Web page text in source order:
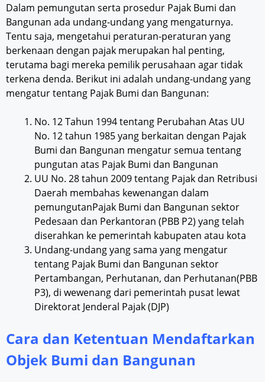
Dalam pemungutan serta prosedur Pajak Bumi dan
Bangunan ada undang-undang yang mengaturnya.
Tentu saja, mengetahui peraturan-peraturan yang
berkenaan dengan pajak merupakan hal penting,
terutama bagi mereka pemilik perusahaan agar tidak
terkena denda. Berikut ini adalah undang-undang yang
mengatur tentang Pajak Bumi dan Bangunan:
No. 12 Tahun 1994 tentang Perubahan Atas UU
No. 12 tahun 1985 yang berkaitan dengan Pajak
Bumi dan Bangunan mengatur semua tentang
pungutan atas Pajak Bumi dan Bangunan
UU No. 28 tahun 2009 tentang Pajak dan Retribusi
Daerah membahas kewenangan dalam
pemungutanPajak Bumi dan Bangunan sektor
Pedesaan dan Perkantoran (PBB P2) yang telah
diserahkan ke pemerintah kabupaten atau kota
Undang-undang yang sama yang mengatur
tentang Pajak Bumi dan Bangunan sektor
Pertambangan, Perhutanan, dan Perhutanan(PBB
P3), di wewenang dari pemerintah pusat lewat
Direktorat Jenderal Pajak (DJP)
Cara dan Ketentuan Mendaftarkan
Objek Bumi dan Bangunan